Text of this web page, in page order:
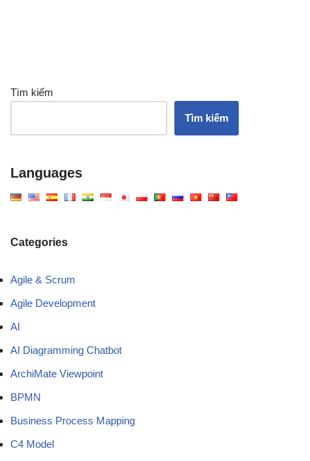
Tìm kiếm
Tìm kiếm
Languages
Categories
Agile & Scrum
Agile Development
AI
AI Diagramming Chatbot
ArchiMate Viewpoint
BPMN
Business Process Mapping
C4 Model